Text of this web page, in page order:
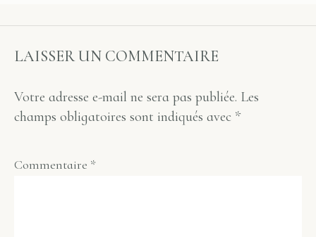
LAISSER UN COMMENTAIRE
Votre adresse e-mail ne sera pas publiée. Les
champs obligatoires sont indiqués avec *
Commentaire *